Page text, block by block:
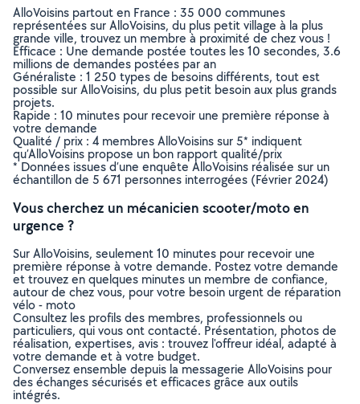
AlloVoisins partout en France : 35 000 communes
représentées sur AlloVoisins, du plus petit village à la plus
grande ville, trouvez un membre à proximité de chez vous !
Efficace : Une demande postée toutes les 10 secondes, 3.6
millions de demandes postées par an
Généraliste : 1 250 types de besoins différents, tout est
possible sur AlloVoisins, du plus petit besoin aux plus grands
projets.
Rapide : 10 minutes pour recevoir une première réponse à
votre demande
Qualité / prix : 4 membres AlloVoisins sur 5* indiquent
qu’AlloVoisins propose un bon rapport qualité/prix
* Données issues d’une enquête AlloVoisins réalisée sur un
échantillon de 5 671 personnes interrogées (Février 2024)
Vous cherchez un mécanicien scooter/moto en
urgence ?
Sur AlloVoisins, seulement 10 minutes pour recevoir une
première réponse à votre demande. Postez votre demande
et trouvez en quelques minutes un membre de confiance,
autour de chez vous, pour votre besoin urgent de réparation
vélo - moto
Consultez les profils des membres, professionnels ou
particuliers, qui vous ont contacté. Présentation, photos de
réalisation, expertises, avis : trouvez l'offreur idéal, adapté à
votre demande et à votre budget.
Conversez ensemble depuis la messagerie AlloVoisins pour
des échanges sécurisés et efficaces grâce aux outils
intégrés.